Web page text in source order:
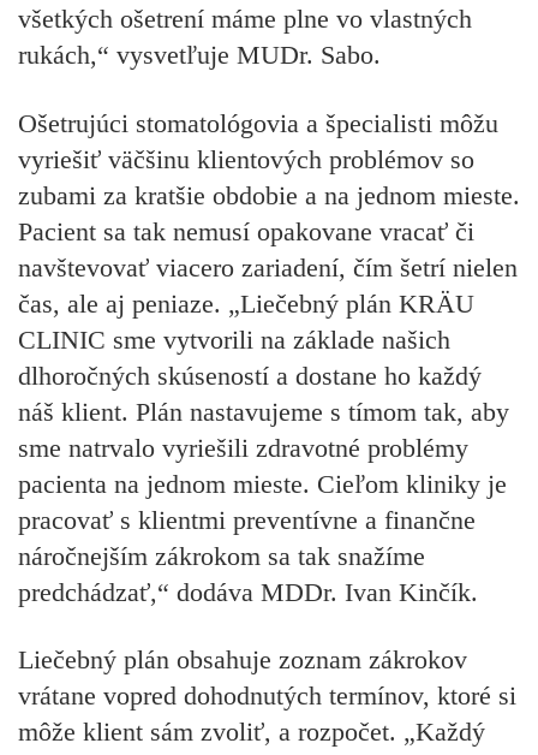
všetkých ošetrení máme plne vo vlastných
rukách,“ vysvetľuje MUDr. Sabo.
Ošetrujúci stomatológovia a špecialisti môžu
vyriešiť väčšinu klientových problémov so
zubami za kratšie obdobie a na jednom mieste.
Pacient sa tak nemusí opakovane vracať či
navštevovať viacero zariadení, čím šetrí nielen
čas, ale aj peniaze. „Liečebný plán KRÄU
CLINIC sme vytvorili na základe našich
dlhoročných skúseností a dostane ho každý
náš klient. Plán nastavujeme s tímom tak, aby
sme natrvalo vyriešili zdravotné problémy
pacienta na jednom mieste. Cieľom kliniky je
pracovať s klientmi preventívne a finančne
náročnejším zákrokom sa tak snažíme
predchádzať,“ dodáva MDDr. Ivan Kinčík.
Liečebný plán obsahuje zoznam zákrokov
vrátane vopred dohodnutých termínov, ktoré si
môže klient sám zvoliť, a rozpočet. „Každý